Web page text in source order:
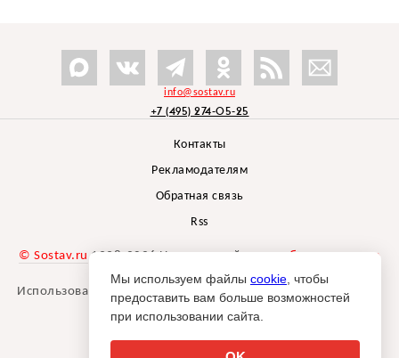
info@sostav.ru
+7 (495) 274-05-25
Контакты
Рекламодателям
Обратная связь
Rss
© Sostav.ru 1998-2026 Независимый проектбрендингового
агентства Depot
Использование материалов Sostav.ru допустимо только при
указании источника.
Мы используем файлы cookie , чтобы
предоставить вам больше возможностей
при использовании сайта.